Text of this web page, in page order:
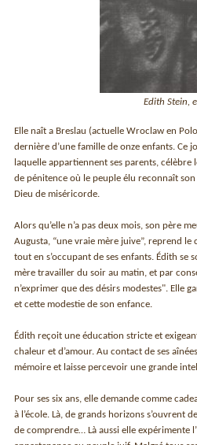
Edith Stein,
Elle naît a Breslau (actuelle Wroclaw en
dernière d’une famille de onze enfants. Ce
laquelle appartiennent ses parents, célèbre
de pénitence où le peuple élu reconnaît
Dieu de miséricorde.
Alors qu’elle n’a pas deux mois, son père
Augusta, “une vraie mère juive”, reprend
tout en s’occupant de ses enfants. Édith se
mère travailler du soir au matin, et par
n’exprimer que des désirs modestes". Elle
et cette modestie de son enfance.
Édith reçoit une éducation stricte et
chaleur et d’amour. Au contact de ses
mémoire et laisse percevoir une grande
Pour ses six ans, elle demande comme
à l’école. Là, de grands horizons s’ouvrent
de comprendre… Là aussi elle expérimente